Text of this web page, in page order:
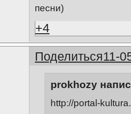
песни)
+4
Поделиться11-
prokhozy
http://portal-